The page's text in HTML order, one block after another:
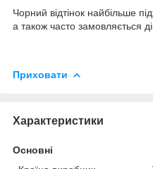
Чорний відтінок найбільше
а також часто замовляється
Приховати
Характеристики
Основні